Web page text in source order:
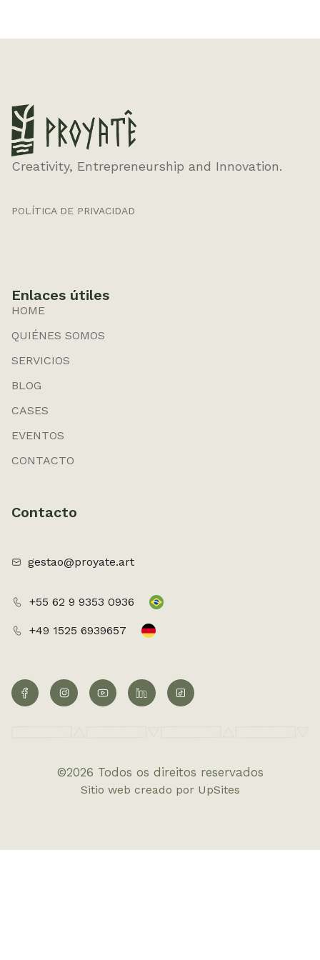
Creativity, Entrepreneurship and Innovation.
POLÍTICA DE PRIVACIDAD
Enlaces útiles
HOME
QUIÉNES SOMOS
SERVICIOS
BLOG
CASES
EVENTOS
CONTACTO
Contacto
gestao@proyate.art
+55 62 9 9353 0936
+49 1525 6939657
©2026 Todos os direitos reservados
Sitio web creado por UpSites